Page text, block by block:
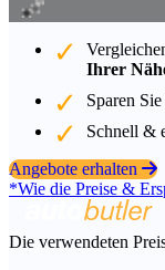
Ihrer
Sparen
Schnell &
Angebote erhalten
*Wie die Preise &
Die verwendeten